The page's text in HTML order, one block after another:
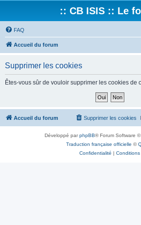
:: CB ISIS :: Le
FAQ
Accueil du forum
Supprimer les cookies
Êtes-vous sûr de vouloir supprimer les cookies de
Accueil du forum Supprimer les cookies
Développé parphpBB® Forum Software
Traduction française officielle ©
Confidentialité | Conditions